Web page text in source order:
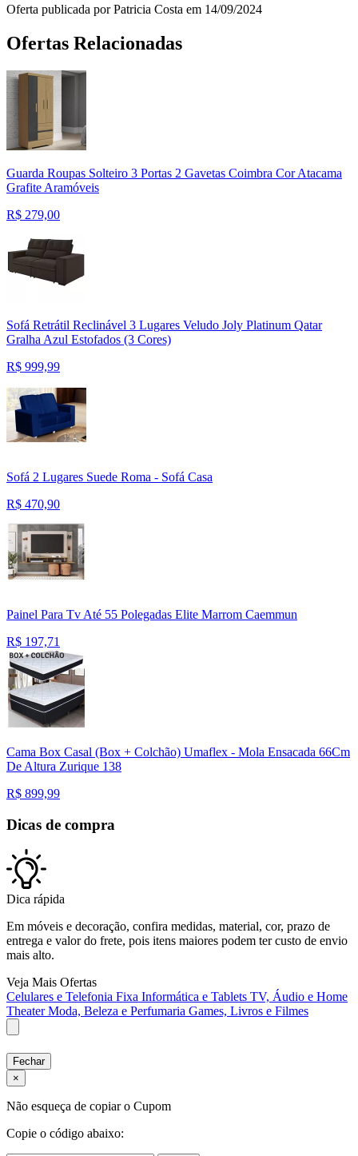
Oferta publicada por Patricia Costa em 14/09/2024
Ofertas Relacionadas
Guarda Roupas Solteiro 3 Portas 2 Gavetas Coimbra Cor Atacama
Grafite Aramóveis
R$ 279,00
Sofá Retrátil Reclinável 3 Lugares Veludo Joly Platinum Qatar
Gralha Azul Estofados (3 Cores)
R$ 999,99
Sofá 2 Lugares Suede Roma - Sofá Casa
R$ 470,90
Painel Para Tv Até 55 Polegadas Elite Marrom Caemmun
R$ 197,71
Cama Box Casal (Box + Colchão) Umaflex - Mola Ensacada 66Cm
De Altura Zurique 138
R$ 899,99
Dicas de compra
Dica rápida
Em móveis e decoração, confira medidas, material, cor, prazo de
entrega e valor do frete, pois itens maiores podem ter custo de envio
mais alto.
Veja Mais Ofertas
Celulares e Telefonia Fixa Informática e Tablets TV, Áudio e Home
TheaterModa, Beleza e Perfumaria Games, Livros e Filmes
Fechar
×
Não esqueça de copiar o Cupom
Copie o código abaixo: